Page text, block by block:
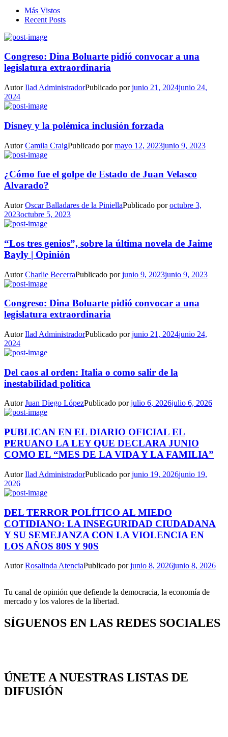
Más Vistos
Recent Posts
Congreso: Dina Boluarte pidió convocar a una
legislatura extraordinaria
AutorIlad AdministradorPublicado porjunio 21, 2024junio 24,
2024
Disney y la polémica inclusión forzada
AutorCamila CraigPublicado pormayo 12, 2023junio 9, 2023
¿Cómo fue el golpe de Estado de Juan Velasco
Alvarado?
AutorOscar Balladares de la PiniellaPublicado poroctubre 3,
2023octubre 5, 2023
“Los tres genios”, sobre la última novela de Jaime
Bayly | Opinión
AutorCharlie BecerraPublicado porjunio 9, 2023junio 9, 2023
Congreso: Dina Boluarte pidió convocar a una
legislatura extraordinaria
AutorIlad AdministradorPublicado porjunio 21, 2024junio 24,
2024
Del caos al orden: Italia o como salir de la
inestabilidad política
AutorJuan Diego LópezPublicado porjulio 6, 2026julio 6, 2026
PUBLICAN EN EL DIARIO OFICIAL EL
PERUANO LA LEY QUE DECLARA JUNIO
COMO EL “MES DE LA VIDA Y LA FAMILIA”
AutorIlad AdministradorPublicado porjunio 19, 2026junio 19,
2026
DEL TERROR POLÍTICO AL MIEDO
COTIDIANO: LA INSEGURIDAD CIUDADANA
Y SU SEMEJANZA CON LA VIOLENCIA EN
LOS AÑOS 80S Y 90S
AutorRosalinda AtenciaPublicado porjunio 8, 2026junio 8, 2026
Tu canal de opinión que defiende la democracia, la economía de
mercado y los valores de la libertad.
SÍGUENOS EN LAS REDES SOCIALES
ÚNETE A NUESTRAS LISTAS DE
DIFUSIÓN